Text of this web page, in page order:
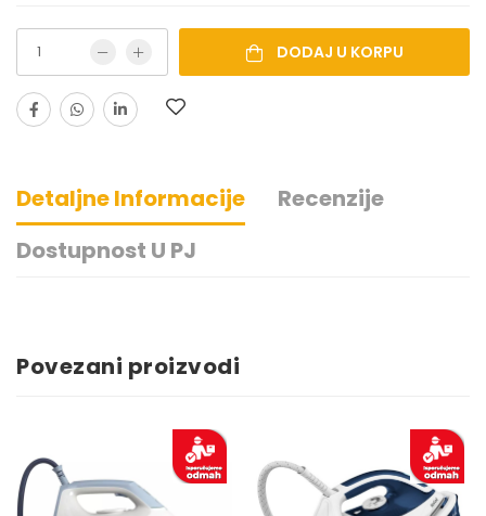
DODAJ U KORPU
Detaljne Informacije
Recenzije
Dostupnost U PJ
Povezani proizvodi